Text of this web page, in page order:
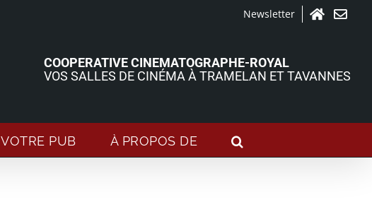
Newsletter
COOPERATIVE CINEMATOGRAPHE-ROYAL
VOS SALLES DE CINÉMA À TRAMELAN ET TAVANNES
VOTRE PUB À PROPOS DE